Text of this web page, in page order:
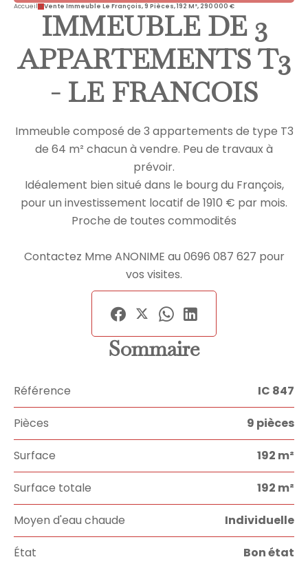
Accueil Vente Immeuble Le François, 9 Pièces, 192 M², 290 000 €
IMMEUBLE DE 3
APPARTEMENTS T3
- LE FRANCOIS
Immeuble composé de 3 appartements de type T3
de 64 m² chacun à vendre. Peu de travaux à
prévoir.
Idéalement bien situé dans le bourg du François,
pour un investissement locatif de 1910 € par mois.
Proche de toutes commodités
Contactez Mme ANONIME au 0696 087 627 pour
vos visites.
Sommaire
Référence IC 847
Pièces 9 pièces
Surface 192 m²
Surface totale 192 m²
Moyen d'eau chaude Individuelle
État Bon état